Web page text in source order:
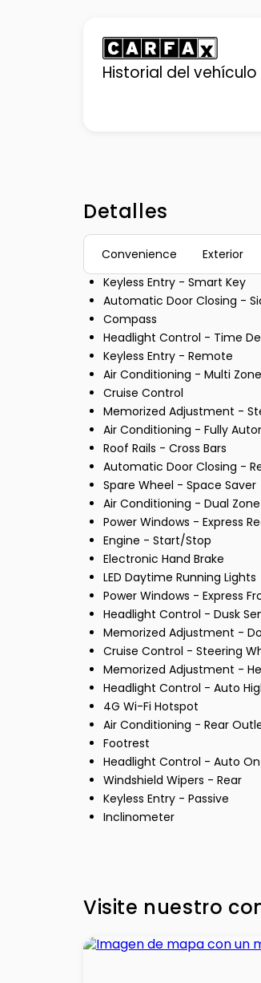
Historial del
Detalles
Convenience Exterior
Keyless Entry - Smart Key
Automatic Door Closing -
Compass
Headlight Control - Time
Keyless Entry - Remote
Air Conditioning - Multi Zone
Cruise Control
Memorized Adjustment -
Air Conditioning - Fully
Roof Rails - Cross Bars
Automatic Door Closing -
Spare Wheel - Space Saver
Air Conditioning - Dual Zone
Power Windows - Express
Engine - Start/Stop
Electronic Hand Brake
LED Daytime Running Lights
Power Windows - Express
Headlight Control - Dusk
Memorized Adjustment -
Cruise Control - Steering
Memorized Adjustment -
Headlight Control - Auto
4G Wi-Fi Hotspot
Air Conditioning - Rear
Footrest
Headlight Control - Auto
Windshield Wipers - Rear
Keyless Entry - Passive
Inclinometer
Visite nuestro